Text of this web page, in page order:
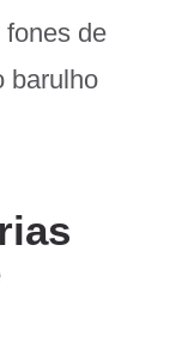
fones de
barulho